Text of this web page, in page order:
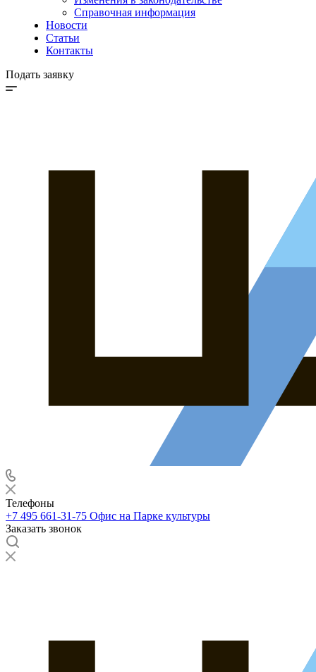
Справочная информация
Новости
Статьи
Контакты
Подать заявку
Телефоны
+7 495 661-31-75 Офис на Парке культуры
Заказать звонок